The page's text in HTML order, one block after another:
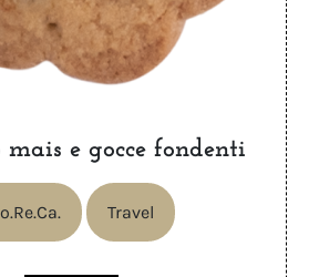
e gocce fondenti
Travel